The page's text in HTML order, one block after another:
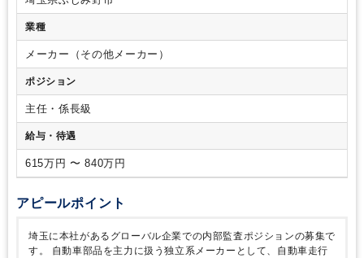
人
業種
メーカー（その他メーカー）
ポジション
主任・係長級
給与・待遇
615万円 〜 840万円
アピールポイント
埼玉に本社があるグローバル企業での内部監査ポジションの募集で
す。
自動車部品を主力に扱う独立系メーカーとして、自動車走行